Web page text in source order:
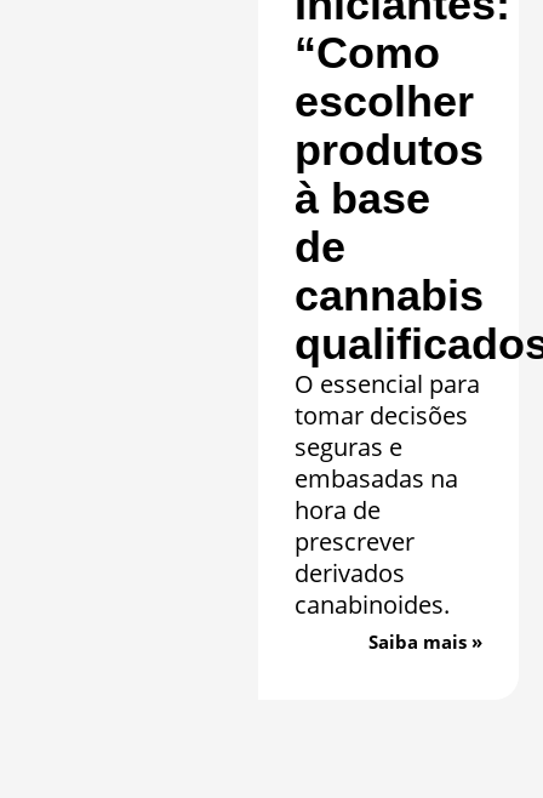
“Como
escolher
produtos
à base
de
cannabis
O essencial para
tomar decisões
seguras e
embasadas na
hora de
prescrever
derivados
canabinoides.
Saiba mais »